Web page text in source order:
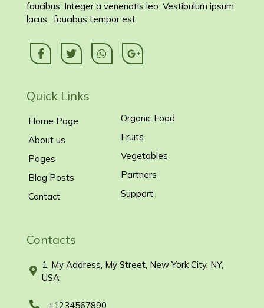
faucibus. Integer a venenatis leo. Vestibulum ipsum
lacus, faucibus tempor est.
Quick Links
Home Page
About us
Pages
Blog Posts
Contact
Organic Food
Fruits
Vegetables
Partners
Support
Contacts
1, My Address, My Street, New York City, NY,
USA
+1234567890